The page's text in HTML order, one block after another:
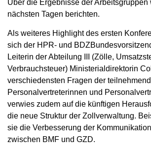
Über die Ergebnisse der Arbeitsgruppen
nächsten Tagen berichten.
Als weiteres Highlight des ersten
sich der HPR- und
Leiterin der Abteilung III (Zölle,
Verbrauchsteuer) Ministerialdirektorin
verschiedensten Fragen der
Personalvertreterinnen und
verwies zudem auf die künftigen
die neue Struktur der Zollverwaltung.
sie die Verbesserung der
zwischen BMF und GZD.